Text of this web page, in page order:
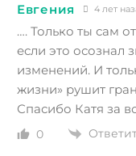
Евгения 4 лет
…. Только ты сам
если это осознал
изменений. И
жизни» рушит
Спасибо Катя за
0